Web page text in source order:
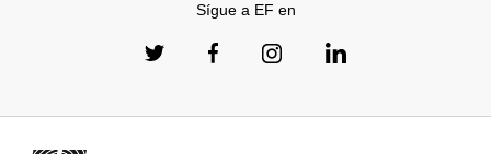
Sígue a EF en